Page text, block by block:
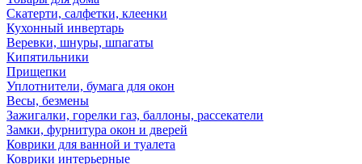
Скатерти, салфетки, клеенки
Кухонный инвертарь
Веревки, шнуры, шпагаты
Кипятильники
Прищепки
Уплотнители, бумага для окон
Весы, безмены
Зажигалки, горелки газ, баллоны, рассекатели
Замки, фурнитура окон и дверей
Коврики для ванной и туалета
Коврики интерьерные